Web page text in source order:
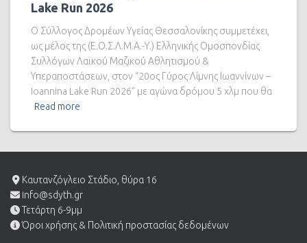
Lake Run 2026
Ο Σύλλογος Δρομέων Υγείας Θεσσαλονίκης συμμετέχει,
ως μέλος της (Ε.Ο.Σ.Λ.Μ.Α.-Υ.) Ελληνικής Ομοσπονδίας
Συλλόγων Λαϊκού Μαζικού Αθλητισμού &
Υπεραποστάσεων, στον “20ος Γύρος Λίμνης Ιωαννίνων –
Ioannina Lake Run 2026” με αγώνα δρόμου 5 χλμ που θα
Read more
Καυτανζόγλειο Στάδιο, θύρα 16
info@sdyth.gr
Τετάρτη 6-9μμ
Όροι χρήσης & Πολιτική προστασίας δεδομένων